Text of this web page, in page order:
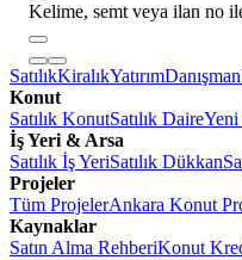
Kelime, semt veya ilan no
SatılıkKiralıkYatırım
Konut
Satılık KonutSatılık Daire
İş Yeri & Arsa
Satılık İş YeriSatılık Dükkan
Projeler
Tüm ProjelerAnkara Konut
Kaynaklar
Satın Alma RehberiKonut